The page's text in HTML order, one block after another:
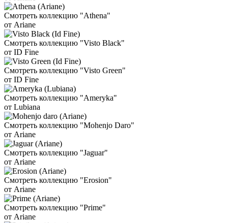
Смотреть коллекцию "Athena"
от Ariane
Смотреть коллекцию "Visto Black"
от ID Fine
Смотреть коллекцию "Visto Green"
от ID Fine
Смотреть коллекцию "Ameryka"
от Lubiana
Смотреть коллекцию "Mohenjo Daro"
от Ariane
Смотреть коллекцию "Jaguar"
от Ariane
Смотреть коллекцию "Erosion"
от Ariane
Смотреть коллекцию "Prime"
от Ariane